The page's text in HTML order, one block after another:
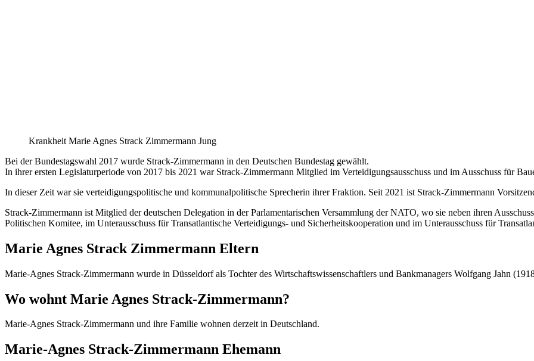
Krankheit Marie Agnes Strack Zimmermann Jung
Bei der Bundestagswahl 2017 wurde Strack-Zimmermann in den Deutschen Bundestag gewählt.
In ihrer ersten Legislaturperiode von 2017 bis 2021 war Strack-Zimmermann Mitglied im Verteidigungsausschuss und im Ausschuss für
In dieser Zeit war sie verteidigungspolitische und kommunalpolitische Sprecherin ihrer Fraktion. Seit 2021 ist Strack-Zimmermann
Strack-Zimmermann ist Mitglied der deutschen Delegation in der Parlamentarischen Versammlung der NATO, wo sie neben ihren
Politischen Komitee, im Unterausschuss für Transatlantische Verteidigungs- und Sicherheitskooperation und im Unterausschuss für
Marie Agnes Strack Zimmermann Eltern
Marie-Agnes Strack-Zimmermann wurde in Düsseldorf als Tochter des Wirtschaftswissenschaftlers und Bankmanagers Wolfgang Jahn
Wo wohnt Marie Agnes Strack-Zimmermann?
Marie-Agnes Strack-Zimmermann und ihre Familie wohnen derzeit in Deutschland.
Marie-Agnes Strack-Zimmermann Ehemann